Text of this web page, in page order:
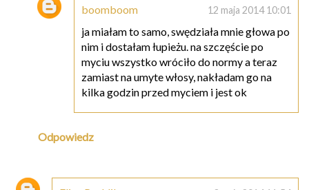
boomboom 12 maja 2014 10:01
ja miałam to samo, swędziała mnie głowa po
nim i dostałam łupieżu. na szczęście po
myciu wszystko wróciło do normy a teraz
zamiast na umyte włosy, nakładam go na
kilka godzin przed myciem i jest ok
Odpowiedz